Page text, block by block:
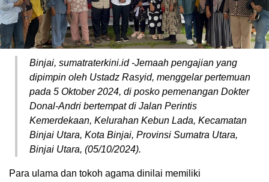
Binjai, sumatraterkini.id -Jemaah pengajian yang
dipimpin oleh Ustadz Rasyid, menggelar pertemuan
pada 5 Oktober 2024, di posko pemenangan Dokter
Donal-Andri bertempat di Jalan Perintis
Kemerdekaan, Kelurahan Kebun Lada, Kecamatan
Binjai Utara, Kota Binjai, Provinsi Sumatra Utara,
Binjai Utara, (05/10/2024).
Para ulama dan tokoh agama dinilai memiliki